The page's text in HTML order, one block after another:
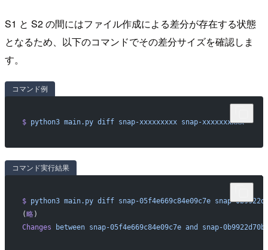
S1 と S2 の間にはファイル作成による差分が存在する状態
となるため、以下のコマンドでその差分サイズを確認しま
す。
コマンド例
$ python3 main.py diff snap-xxxxxxxxx snap-xxxxxxxxxx
コマンド実行結果
$ python3 main.py diff snap-05f4e669c84e09c7e snap-
(略)
Changes between snap-05f4e669c84e09c7e and snap-